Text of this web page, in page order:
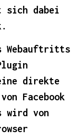
sich dabei
Webauftritts
direkte
Facebook
wird von